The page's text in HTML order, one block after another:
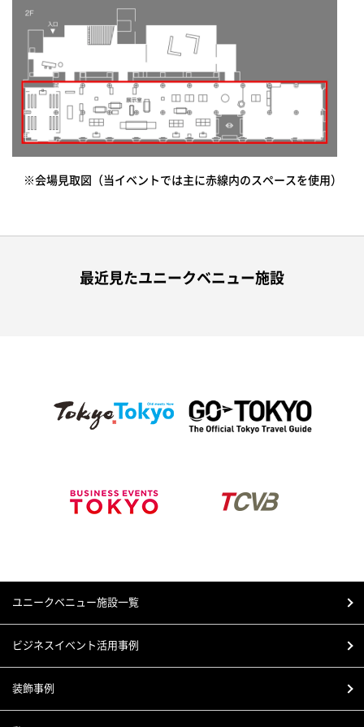
※会場見取図（当イベントでは主に赤線内のスペースを使用）
最近見たユニークベニュー施設
ユニークベニュー施設一覧
ビジネスイベント活用事例
装飾事例